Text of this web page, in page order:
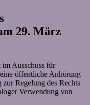
29. März
Ausschuss für
öffentliche Anhörung
Regelung des Rechts
Verwendung von